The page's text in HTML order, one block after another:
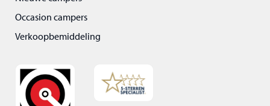
Occasion campers
Verkoopbemiddeling